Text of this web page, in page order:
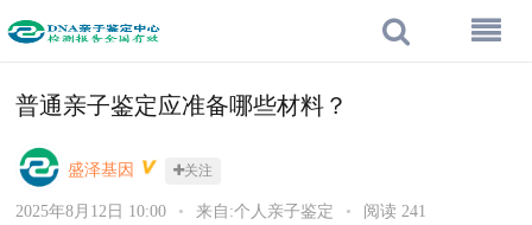
普通亲子鉴定应准备哪些材料？
盛泽基因 关注
2025年8月12日 10:00 • 来自:个人亲子鉴定 • 阅读 241